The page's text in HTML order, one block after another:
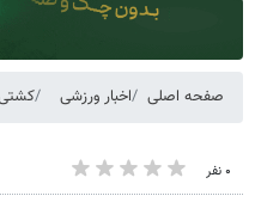
صفحه اصلی اخبار ورزشی کشتی
۰ نفر